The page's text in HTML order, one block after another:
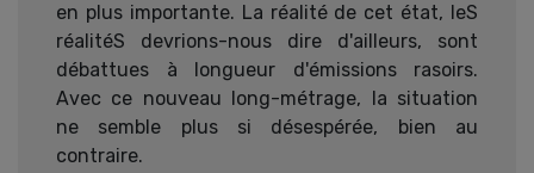
en plus importante. La réalité de cet état, leS
réalitéS devrions-nous dire d'ailleurs, sont
débattues à longueur d'émissions rasoirs.
Avec ce nouveau long-métrage, la situation
ne semble plus si désespérée, bien au
contraire.